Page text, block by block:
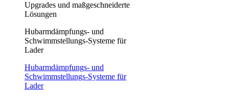
Upgrades und maßgeschneiderte
Lösungen
Hubarmdämpfungs- und
Schwimmstellungs-Systeme für
Lader
Hubarmdämpfungs- und
Schwimmstellungs-Systeme für
Lader